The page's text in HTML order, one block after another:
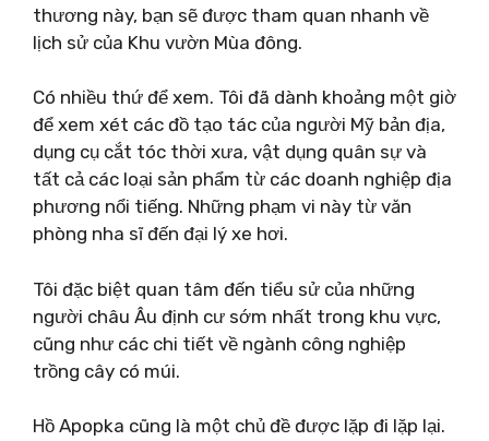
thương này, bạn sẽ được tham quan nhanh về
lịch sử của Khu vườn Mùa đông.
Có nhiều thứ để xem. Tôi đã dành khoảng một giờ
để xem xét các đồ tạo tác của người Mỹ bản địa,
dụng cụ cắt tóc thời xưa, vật dụng quân sự và
tất cả các loại sản phẩm từ các doanh nghiệp địa
phương nổi tiếng. Những phạm vi này từ văn
phòng nha sĩ đến đại lý xe hơi.
Tôi đặc biệt quan tâm đến tiểu sử của những
người châu Âu định cư sớm nhất trong khu vực,
cũng như các chi tiết về ngành công nghiệp
trồng cây có múi.
Hồ Apopka cũng là một chủ đề được lặp đi lặp lại.